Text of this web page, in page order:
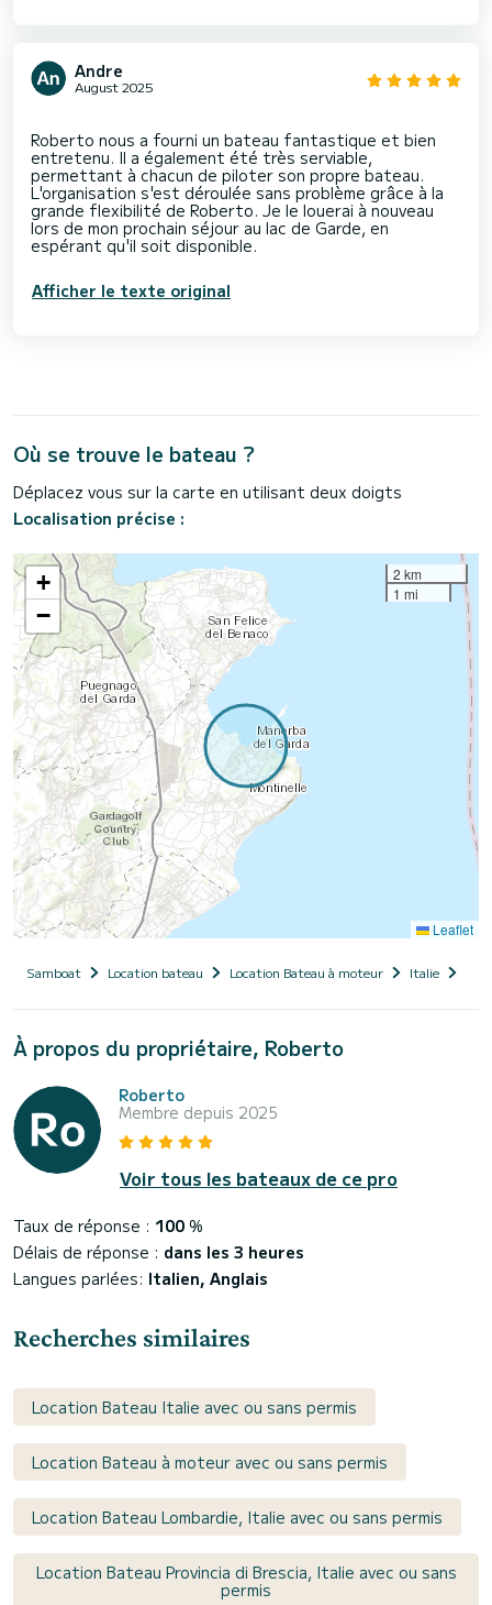
Andre
August 2025
Roberto nous a fourni un bateau fantastique et bien
entretenu. Il a également été très serviable,
permettant à chacun de piloter son propre bateau.
L'organisation s'est déroulée sans problème grâce à la
grande flexibilité de Roberto. Je le louerai à nouveau
lors de mon prochain séjour au lac de Garde, en
Afficher le texte original
Où se trouve le bateau ?
Déplacez vous sur la carte en utilisant deux doigts
Localisation précise :
+
−
2 km
1 mi
Leaflet
Samboat Location bateau Location Bateau à moteur Italie
À propos du propriétaire, Roberto
Roberto
Membre depuis 2025
Voir tous les bateaux de ce pro
Taux de réponse : 100 %
Délais de réponse : dans les 3 heures
Langues parlées: Italien, Anglais
Recherches similaires
Location Bateau Italie avec ou sans permis
Location Bateau à moteur avec ou sans permis
Location Bateau Lombardie, Italie avec ou sans permis
Location Bateau Provincia di Brescia, Italie avec ou sans
permis